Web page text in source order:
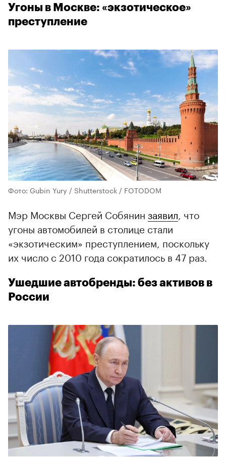
Угоны в Москве: «экзотическое»
преступление
Фото: Gubin Yury / Shutterstock / FOTODOM
Мэр Москвы Сергей Собянин заявил, что
угоны автомобилей в столице стали
«экзотическим» преступлением, поскольку
их число с 2010 года сократилось в 47 раз.
Ушедшие автобренды: без активов в
России